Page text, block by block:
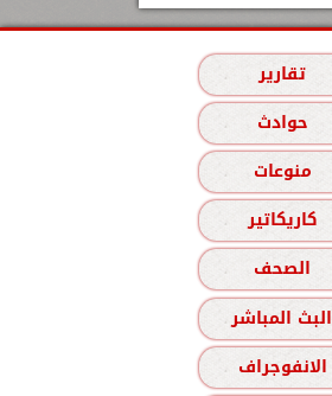
تقارير
حوادث
منوعات
كاريكاتير
الصحف
البث المباشر
الانفوجراف